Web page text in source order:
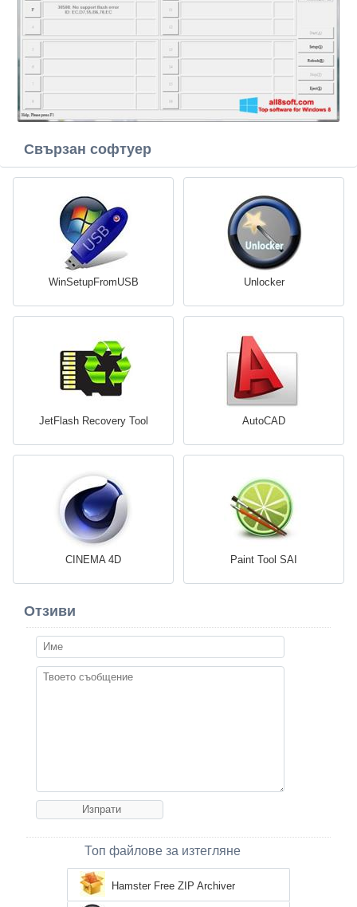
Свързан софтуер
WinSetupFromUSB Unlocker
JetFlash Recovery Tool AutoCAD
CINEMA 4D Paint Tool SAI
Отзиви
Топ файлове за изтегляне
Hamster Free ZIP Archiver